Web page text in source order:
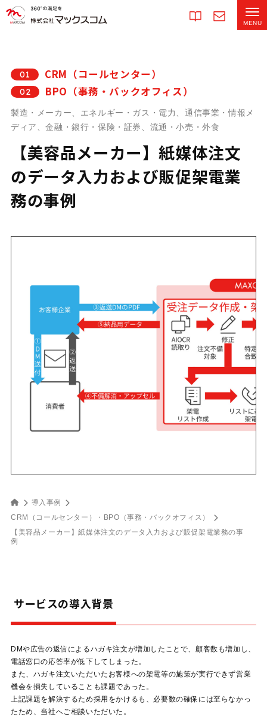
01 CRM（コールセンター）
02 BPO（事務・バックオフィス）
製造・メーカー、エネルギー・ガス・電力、通信事業・情報メ
ディア、金融・銀行・保険・証券、流通・小売・外食
【美容品メーカー】紙媒体注文
のデータ入力および販促架電業
務の事例
導入事例
CRM（コールセンター）
・ BPO（事務・バックオフィス）
【美容品メーカー】紙媒体注文のデータ入力および販促架電業務の事
例
サービスの導入背景
DMや広告の返信によるハガキ注文が増加したことで、顧客数も増加し、
電話窓口の応答率が低下してしまった。
また、ハガキ注文いただいたお客様への架電等の施策が実行できず営業
機会を損失していることも課題であった。
上記課題を解決するため採用をかけるも、必要数の確保には至らなかっ
たため、当社へご相談いただいた。